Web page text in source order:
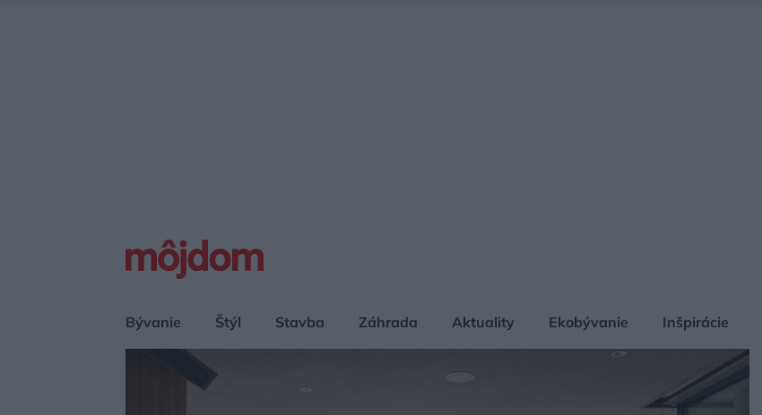
Bývanie Štýl Stavba Záhrada Aktuality Ekobývanie Inšpirácie